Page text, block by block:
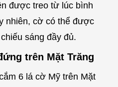
được treo từ lúc bình
nhiên, cờ có thể được
sáng đầy đủ.
trên Mặt Trăng
6 lá cờ Mỹ trên Mặt